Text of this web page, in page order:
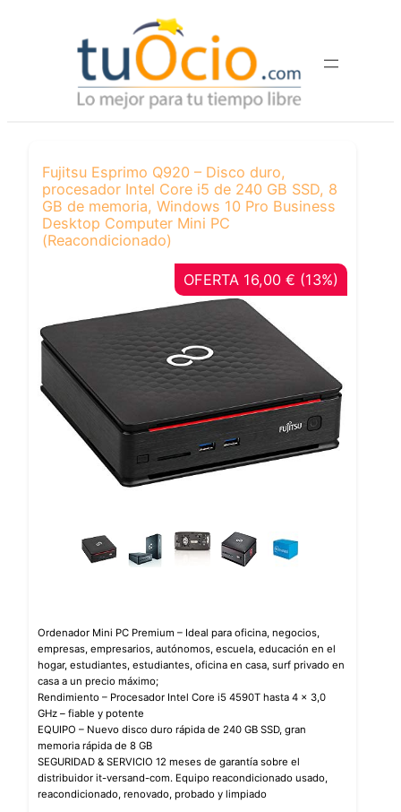
Fujitsu Esprimo Q920 – Disco duro,
procesador Intel Core i5 de 240 GB SSD, 8
GB de memoria, Windows 10 Pro Business
Desktop Computer Mini PC
(Reacondicionado)
OFERTA 16,00 € (13%)
Ordenador Mini PC Premium – Ideal para oficina, negocios,
empresas, empresarios, autónomos, escuela, educación en el
hogar, estudiantes, estudiantes, oficina en casa, surf privado en
casa a un precio máximo;
Rendimiento – Procesador Intel Core i5 4590T hasta 4 x 3,0
GHz – fiable y potente
EQUIPO – Nuevo disco duro rápida de 240 GB SSD, gran
memoria rápida de 8 GB
SEGURIDAD & SERVICIO 12 meses de garantía sobre el
distribuidor it-versand-com. Equipo reacondicionado usado,
reacondicionado, renovado, probado y limpiado